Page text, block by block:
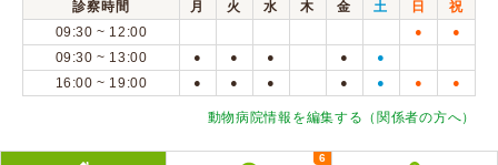
口コミ投稿
診察時間 月 火 水 木 金 土 日
祝
09:30 ~ 12:00
● ●
09:30 ~ 13:00 ● ● ● ● ●
16:00 ~ 19:00 ● ● ● ● ● ● ●
動物病院情報を編集する（関係者の方へ）
6